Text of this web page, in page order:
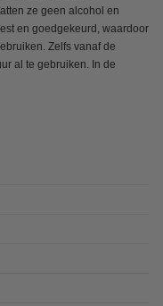
ze geen alcohol en
en goedgekeurd, waardoor
Zelfs vanaf de
al te gebruiken. In de